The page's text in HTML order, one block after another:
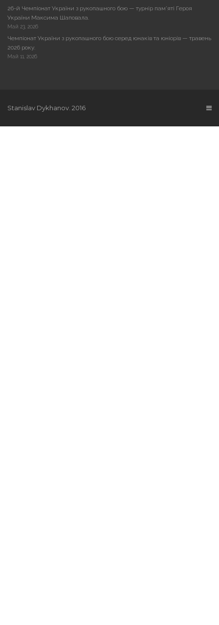
26-й Чемпіонат України з рукопашного бою — турнір пам’яті Героя
України Максима Шаповала.
Май 23, 2026
Чемпіонат України з рукопашного бою серед юнаків та юніорів — травень
2026 року.
Май 11, 2026
Stanislav Dykhanov. 2016